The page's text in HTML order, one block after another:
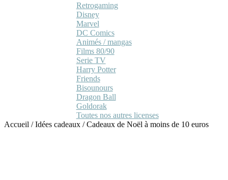
Retrogaming
Disney
Marvel
DC Comics
Animés / mangas
Films 80/90
Serie TV
Harry Potter
Friends
Bisounours
Dragon Ball
Goldorak
Toutes nos autres licenses
Accueil /Idées cadeaux /Cadeaux de Noël à moins de 10 euros